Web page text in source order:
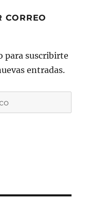
CORREO
para suscribirte
entradas.